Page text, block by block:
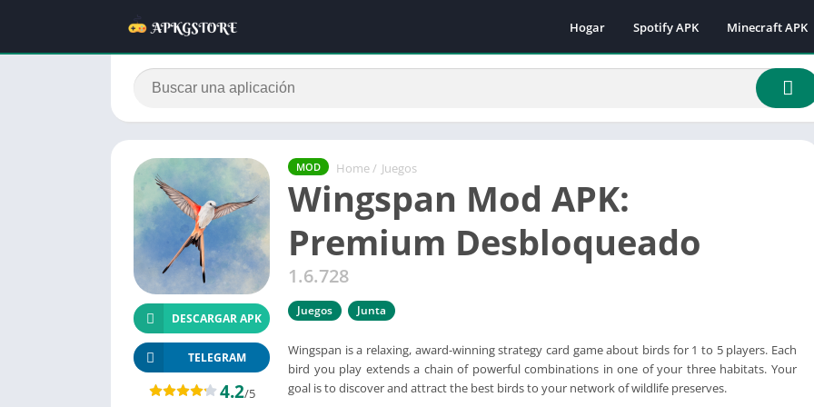
Hogar Spotify APK
Minecraft APK
Minecraft
Minecraft 1.18
Minecraft 1.18.2
Minecraft 1.19.0
MOD Home / Juegos
Wingspan Mod APK:
Premium Desbloqueado
1.6.728
Juegos Junta
Wingspan is a relaxing, award-winning strategy card game about birds for 1 to 5 players. Each
bird you play extends a chain of powerful combinations in one of your three habitats. Your
goal is to discover and attract the best birds to your network of wildlife preserves.
DESCARGAR APK
TELEGRAM
4.2/5